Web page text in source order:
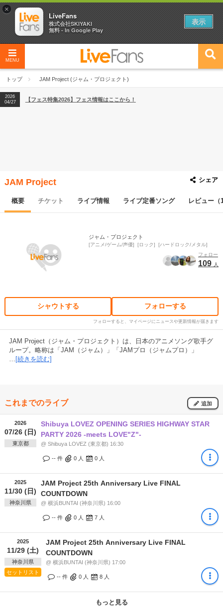
MENU
トップ JAM Project (ジャム・プロジェクト)
2026
04/27
2026
【ライブ動員ランキング】2026年上半期編発表！
2026
04/27
【フェス特集2026】フェス情報はここから！
JAM Project シェア
概要 チケット ライブ情報 ライブ定番ソング レビュー（
ジャム・プロジェクト
アニメ/ゲーム/声優 ロック
ハードロック/メタル
フォロー
109 人
シャウトする フォローする
フォローすると、マイページにニュースや更新情報が届きます
JAM Project（ジャム・プロジェクト）は、日本のアニメソング歌手グ
ループ。略称は「JAM（ジャム）」「JAMプロ（ジャムプロ）」
… [続きを読む]
これまでのライブ 追加
2026
07/26 (日)
東京都
Shibuya LOVEZ OPENING SERIES HIGHWAY STAR
PARTY 2026 -meets LOVE"Z"-
@ Shibuya LOVEZ (東京都) 16:30
-- 件 0 人 0 人
2025
11/30 (日)
神奈川県
JAM Project 25th Anniversary Live FINAL
COUNTDOWN
@ 横浜BUNTAI (神奈川県) 16:00
-- 件 0 人 7 人
2025
11/29 (土)
神奈川県
セットリスト
JAM Project 25th Anniversary Live FINAL
COUNTDOWN
@ 横浜BUNTAI (神奈川県) 17:00
-- 件 0 人 8 人
もっと見る
×
LiveFans
株式会社SKIYAKI
無料 - In Google Play
表示